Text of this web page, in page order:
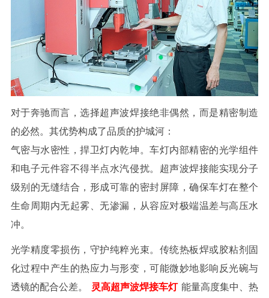
对于奔驰而言，选择超声波焊接绝非偶然，而是精密制造
的必然。其优势构成了品质的护城河：
气密与水密性，捍卫灯内乾坤。车灯内部精密的光学组件
和电子元件容不得半点水汽侵扰。超声波焊接能实现分子
级别的无缝结合，形成可靠的密封屏障，确保车灯在整个
生命周期内无起雾、无渗漏，从容应对极端温差与高压水
冲。
光学精度零损伤，守护纯粹光束。 传统热板焊或胶粘剂固
化过程中产生的热应力与形变，可能微妙地影响反光碗与
透镜的配合公差。
灵高超声波焊接车灯 能量高度集中、热